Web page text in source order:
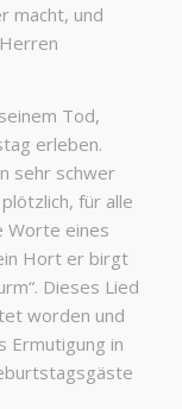
macht, und
Tod,
erleben.
sehr schwer
für alle
Worte eines
Hort er birgt
Dieses Lied
worden und
Ermutigung in